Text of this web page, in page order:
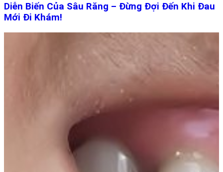
Diễn Biến Của Sâu Răng – Đừng Đợi Đến Khi Đau
Mới Đi Khám!